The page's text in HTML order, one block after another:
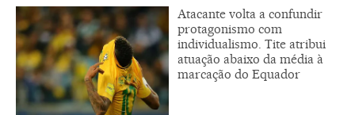
Atacante volta a confundir
protagonismo com
individualismo. Tite atribui
atuação abaixo da média à
marcação do Equador